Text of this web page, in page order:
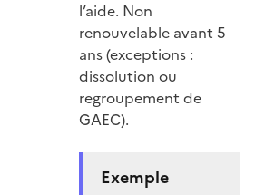
l’aide. Non
renouvelable avant 5
ans (exceptions :
dissolution ou
regroupement de
GAEC).
Exemple